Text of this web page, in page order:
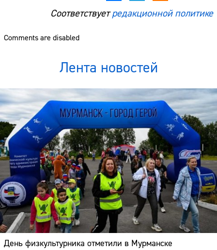
Соответствуетредакционной политике
Comments are disabled
Лента новостей
День физкультурника отметили в Мурманске